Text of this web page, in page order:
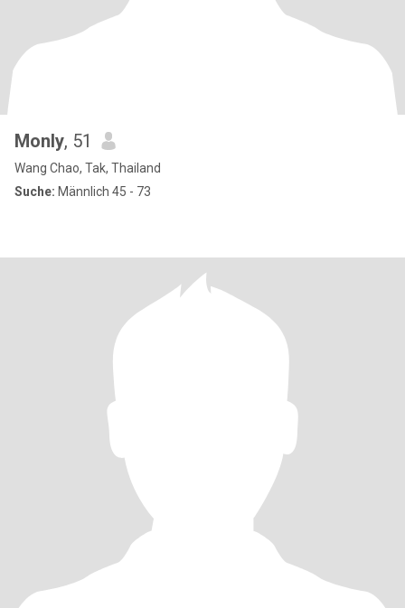
Monly, 51
Wang Chao, Tak, Thailand
Suche: Männlich 45 - 73